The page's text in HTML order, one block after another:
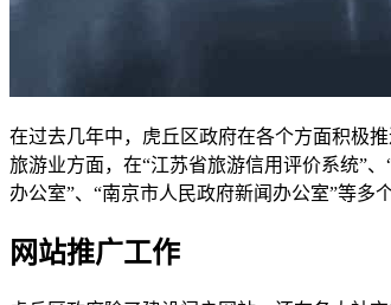
在过去几年中，虎丘区政府在各个方面积极
旅游业方面，在“江苏省旅游信用评价系统”
办公室”、“南京市人民政府新闻办公室”等多
网站推广工作